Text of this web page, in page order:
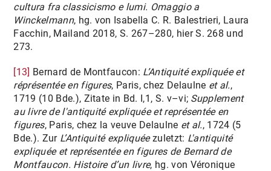
cultura fra classicismo e lumi. Omaggio a
Winckelmann, hg. von Isabella C. R. Balestrieri, Laura
Facchin, Mailand 2018, S. 267–280, hier S. 268 und
273.
[13] Bernard de Montfaucon: L’Antiquité expliquée et
réprésentée en figures, Paris, chez Delaulne et al.,
1719 (10 Bde.), Zitate in Bd. I,1, S. v–vi; Supplement
au livre de l'antiquité expliquée et représentée en
figures, Paris, chez la veuve Delaulne et al., 1724 (5
Bde.). Zur L’Antiquité expliquéezuletzt: L'antiquité
expliquée et représentée en figures de Bernard de
Montfaucon. Histoire d’un livre, hg. von Véronique